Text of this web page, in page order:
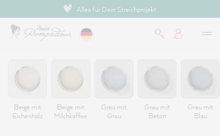
Alles für Dein Streichprojekt
Beige mit
Eichenholz
Beige mit
Milchkaffee
Grau mit
Grau
Grau mit
Beton
Grau mit
Blau